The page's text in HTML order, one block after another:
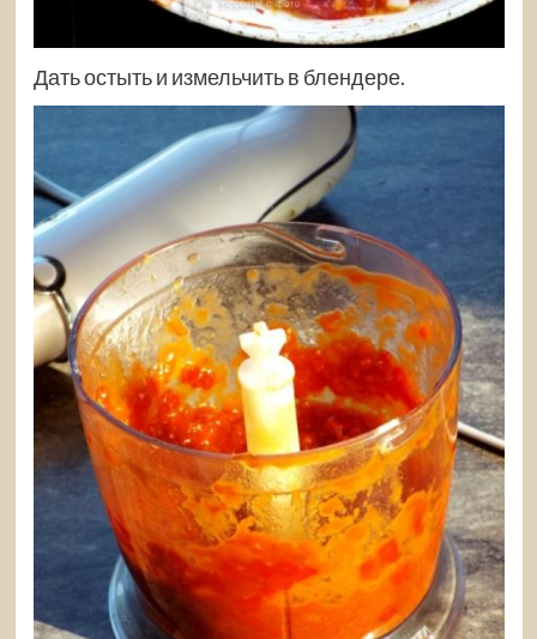
Дать остыть и измельчить в блендере.